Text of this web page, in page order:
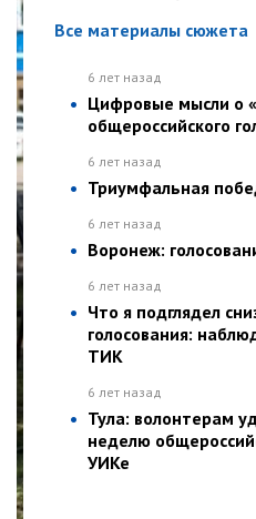
Все материалы сюжета
6 лет назад
Цифровые мысли о
общероссийского
6 лет назад
Триумфальная
6 лет назад
Воронеж:
6 лет назад
Что я подглядел
голосования:
ТИК
6 лет назад
Тула: волонтерам
неделю
УИКе